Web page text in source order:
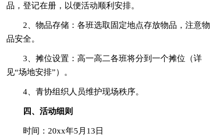
品，登记在册，以便活动顺利安排。
2、物品存储：各班选取固定地点存放物品，注意物
品安全。
3、摊位设置：高一高二各班将分到一个摊位（详
见“场地安排”）。
4、青协组织人员维护现场秩序。
四、活动细则
时间：20xx年5月13日